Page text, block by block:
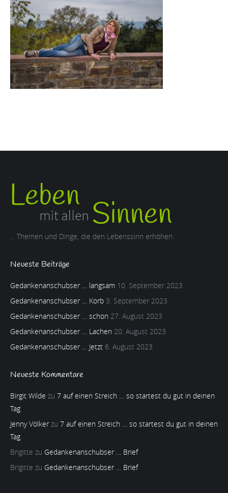
... Themen und Dinge, die den Lebenssinn erhöhen.
Neueste Beiträge
Gedankenanschubser … langsam 10. September 2023
Gedankenanschubser … Korb 3. September 2023
Gedankenanschubser … schon 27. August 2023
Gedankenanschubser … Lachen 20. August 2023
Gedankenanschubser … Jetzt 6. August 2023
Neueste Kommentare
Birgit Wilde zu 7 auf einen Streich … so startest du gut in deinen
Tag
Jenny Völkerzu 7 auf einen Streich … so startest du gut in deinen
Tag
Brigitte zu Gedankenanschubser … Brief
Brigitte zu Gedankenanschubser … Brief